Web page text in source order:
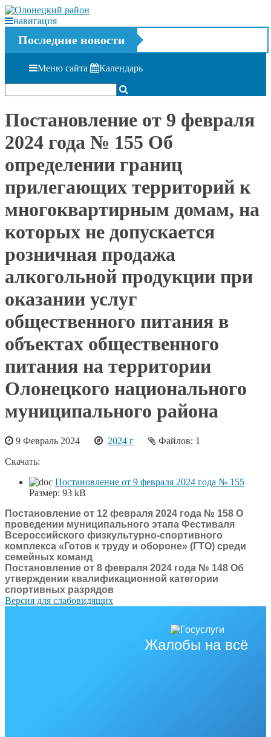
навигация
Последние новости
Меню сайта Календарь
Постановление от 9 февраля
2024 года № 155 Об
определении границ
прилегающих территорий к
многоквартирным домам, на
которых не допускается
розничная продажа
алкогольной продукции при
оказании услуг
общественного питания в
объектах общественного
питания на территории
Олонецкого национального
муниципального района
9 Февраль 2024 2024 г
Файлов: 1
Скачать:
Постановление от 9 февраля 2024 года № 155
Размер: 93 kB
Постановление от 12 февраля 2024 года № 158 О
проведении муниципального этапа Фестиваля
Всероссийского физкультурно-спортивного
комплекса «Готов к труду и обороне» (ГТО) среди
семейных команд
Постановление от 8 февраля 2024 года № 148 Об
утверждении квалификационной категории
спортивных разрядов
Версия для слабовидящих
Жалобы на всё